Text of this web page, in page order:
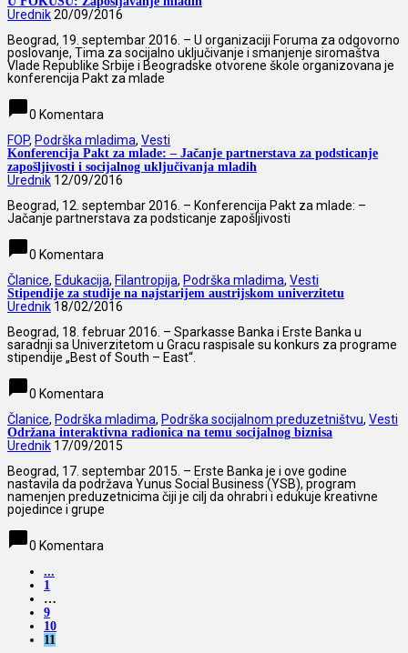
Urednik20/09/2016
Beograd, 19. septembar 2016. – U organizaciji Foruma za odgovorno
poslovanje, Tima za socijalno uključivanje i smanjenje siromaštva
Vlade Republike Srbije i Beogradske otvorene škole organizovana je
konferencija Pakt za mlade
chat_bubble0 Komentara
FOP, Podrška mladima, Vesti
Konferencija Pakt za mlade: – Jačanje partnerstava za podsticanje
zapošljivosti i socijalnog uključivanja mladih
Urednik 12/09/2016
Beograd, 12. septembar 2016. – Konferencija Pakt za mlade: –
Jačanje partnerstava za podsticanje zapošljivosti
chat_bubble0 Komentara
Članice, Edukacija, Filantropija, Podrška mladima, Vesti
Stipendije za studije na najstarijem austrijskom univerzitetu
Urednik 18/02/2016
Beograd, 18. februar 2016. – Sparkasse Banka i Erste Banka u
saradnji sa Univerzitetom u Gracu raspisale su konkurs za programe
stipendije „Best of South – East“.
chat_bubble0 Komentara
Članice, Podrška mladima, Podrška socijalnom preduzetništvu, Vesti
Održana interaktivna radionica na temu socijalnog biznisa
Urednik 17/09/2015
Beograd, 17. septembar 2015. – Erste Banka je i ove godine
nastavila da podržava Yunus Social Business (YSB), program
namenjen preduzetnicima čiji je cilj da ohrabri i edukuje kreativne
pojedince i grupe
chat_bubble0 Komentara
...
1
…
9
10
11